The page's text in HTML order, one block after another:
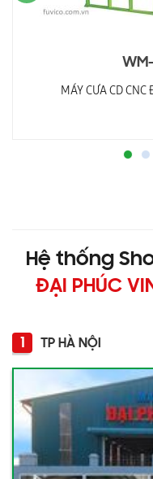
MÁY CƯA CD
Hệ thống
ĐẠI PHÚC
1 TP HÀ NỘI